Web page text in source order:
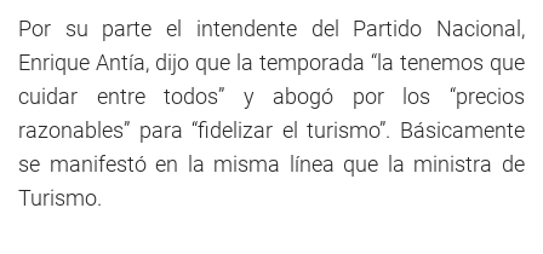
Por su parte el intendente del Partido Nacional,
Enrique Antía, dijo que la temporada “la tenemos que
cuidar entre todos” y abogó por los “precios
razonables” para “fidelizar el turismo”. Básicamente
se manifestó en la misma línea que la ministra de
Turismo.